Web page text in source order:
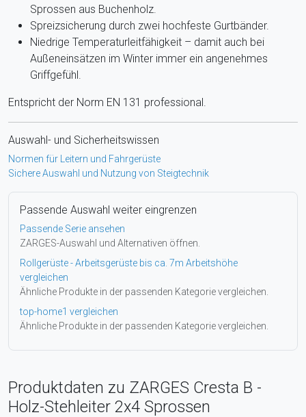
Sprossen aus Buchenholz.
Spreizsicherung durch zwei hochfeste Gurtbänder.
Niedrige Temperaturleitfähigkeit – damit auch bei
Außeneinsätzen im Winter immer ein angenehmes
Griffgefühl.
Entspricht der Norm EN 131 professional.
Auswahl- und Sicherheitswissen
Normen für Leitern und Fahrgerüste
Sichere Auswahl und Nutzung von Steigtechnik
Passende Auswahl weiter eingrenzen
Passende Serie ansehen
ZARGES-Auswahl und Alternativen öffnen.
Rollgerüste - Arbeitsgerüste bis ca. 7m Arbeitshöhe
vergleichen
Ähnliche Produkte in der passenden Kategorie vergleichen.
top-home1 vergleichen
Ähnliche Produkte in der passenden Kategorie vergleichen.
Produktdaten zu ZARGES Cresta B -
Holz-Stehleiter 2x4 Sprossen